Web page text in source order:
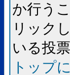
か行う
リック
いる投
トップ